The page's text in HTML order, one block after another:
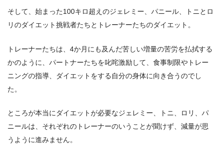
そして、始まった100キロ超えのジェレミー、パニール、トニとロ
リのダイエット挑戦者たちとトレーナーたちのダイエット。
トレーナーたちは、4か月にも及んだ苦しい増量の苦労を払拭する
かのように、パートナーたちを叱咤激励して、食事制限やトレー
ニングの指導、ダイエットをする自分の身体に向き合うのでし
た。
ところが本当にダイエットが必要なジェレミー、トニ、ロリ、パ
ニールは、それぞれのトレーナーのいうことが聞けず、減量が思
うように進みません。